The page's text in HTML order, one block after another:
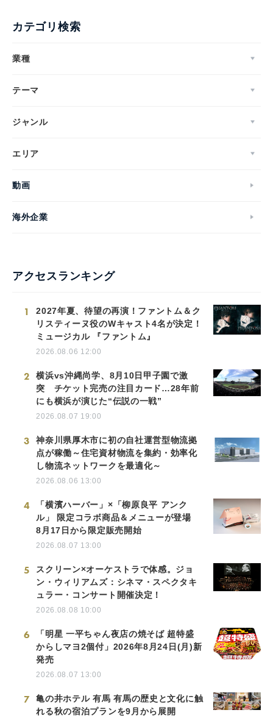
カテゴリ検索
業種
テーマ
ジャンル
エリア
動画
海外企業
アクセスランキング
1
2027年夏、待望の再演！ファントム＆ク
リスティーヌ役のWキャスト4名が決定！
ミュージカル 『ファントム』
2026.08.06 12:00
2
横浜vs沖縄尚学、8月10日甲子園で激
突 チケット完売の注目カード…28年前
にも横浜が演じた“伝説の一戦”
2026.08.07 19:00
3
神奈川県厚木市に初の自社運営型物流拠
点が稼働～住宅資材物流を集約・効率化
し物流ネットワークを最適化～
2026.08.06 13:00
4
「横濱ハーバー」×「柳原良平 アンク
ル」 限定コラボ商品＆メニューが登場
8月17日から限定販売開始
2026.08.07 13:00
5
スクリーン×オーケストラで体感。ジョ
ン・ウィリアムズ：シネマ・スペクタキ
ュラー・コンサート開催決定！
2026.08.08 10:00
6
「明星 一平ちゃん夜店の焼そば 超特盛
からしマヨ2個付」2026年8月24日(月)新
発売
2026.08.07 13:00
7
亀の井ホテル 有馬 有馬の歴史と文化に触
れる秋の宿泊プランを9月から展開